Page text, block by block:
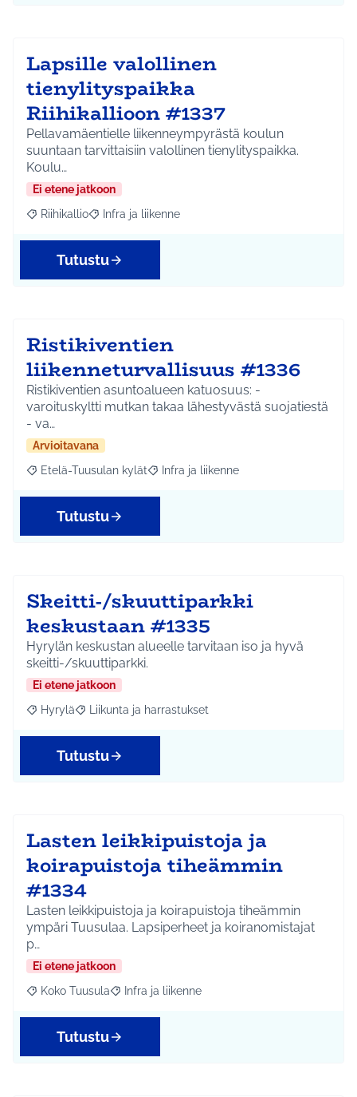
Lapsille valollinen
tienylityspaikka
Riihikallioon #1337
Pellavamäentielle liikenneympyrästä koulun
suuntaan tarvittaisiin valollinen tienylityspaikka.
Koulu…
Ei etene jatkoon
Rajaa tulokset aihepiirin mukaan: Riihikallio
Riihikallio Rajaa tulokset teeman mukaan: Infra ja liikenne
Infra ja liikenne
Tutustu
Ristikiventien
liikenneturvallisuus #1336
Ristikiventien asuntoalueen katuosuus: -
varoituskyltti mutkan takaa lähestyvästä suojatiestä
- va…
Arvioitavana
Rajaa tulokset aihepiirin mukaan: Etelä-Tuusulan kylät
Etelä-Tuusulan kylät Rajaa tulokset teeman mukaan: Infra ja
Infra ja liikenne
Tutustu
Skeitti-/skuuttiparkki
keskustaan #1335
Hyrylän keskustan alueelle tarvitaan iso ja hyvä
skeitti-/skuuttiparkki.
Ei etene jatkoon
Rajaa tulokset aihepiirin mukaan: Hyrylä
Hyrylä Rajaa tulokset teeman mukaan: Liikunta ja
Liikunta ja harrastukset
Tutustu
Lasten leikkipuistoja ja
koirapuistoja tiheämmin
#1334
Lasten leikkipuistoja ja koirapuistoja tiheämmin
ympäri Tuusulaa. Lapsiperheet ja koiranomistajat
p…
Ei etene jatkoon
Rajaa tulokset aihepiirin mukaan: Koko Tuusula
Koko Tuusula Rajaa tulokset teeman mukaan: Infra ja liikenne
Infra ja liikenne
Tutustu